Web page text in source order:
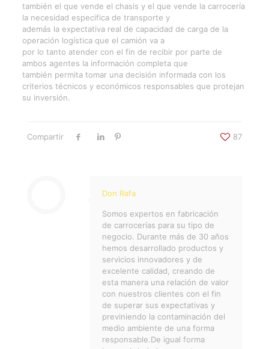
también el que vende el chasis y el que vende la carrocería
la necesidad especifica de transporte y
además la expectativa real de capacidad de carga de la
operación logística que el camión va a
por lo tanto atender con el fin de recibir por parte de
ambos agentes la información completa que
también permita tomar una decisión informada con los
criterios técnicos y económicos responsables que protejan
su inversión.
Compartir 87
Don Rafa
Somos expertos en fabricación
de carrocerías para su tipo de
negocio. Durante más de 30 años
hemos desarrollado productos y
servicios innovadores y de
excelente calidad, creando de
esta manera una relación de valor
con nuestros clientes con el fin
de superar sus expectativas y
previniendo la contaminación del
medio ambiente de una forma
responsable.De igual forma